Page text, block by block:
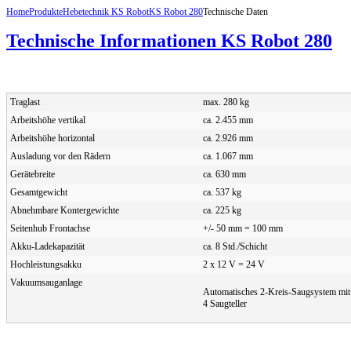
HomeProdukteHebetechnik KS RobotKS Robot 280Technische Daten
Technische Informationen KS Robot 280
Traglast
max. 280 kg
Arbeitshöhe vertikal
ca. 2.455 mm
Arbeitshöhe horizontal
ca. 2.926 mm
Ausladung vor den Rädern
ca. 1.067 mm
Gerätebreite
ca. 630 mm
Gesamtgewicht
ca. 537 kg
Abnehmbare Kontergewichte
ca. 225 kg
Seitenhub Frontachse
+/- 50 mm = 100 mm
Akku-Ladekapazität
ca. 8 Std./Schicht
Hochleistungsakku
2 x 12 V = 24 V
Vakuumsauganlage
Automatisches 2-Kreis-Saugsystem
4 Saugteller